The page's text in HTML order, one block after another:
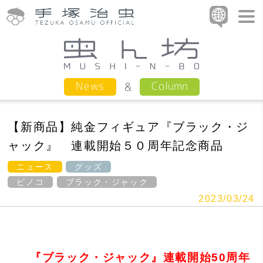
News Column
【新商品】純金フィギュア『ブラック・ジ
ャック』 連載開始５０周年記念商品
ニュース
グッズ
ピノコ
ブラック・ジャック
2023/03/24
『ブラック・ジャック』連載開始50周年